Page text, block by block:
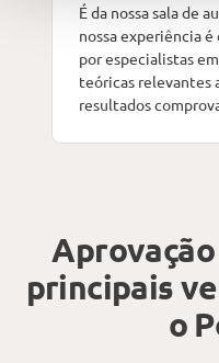
É da nossa sala de
nossa experiência
por especialistas
teóricas relevantes
resultados
principais
o